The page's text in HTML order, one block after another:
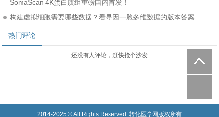
SomaScan 4K蛋白质组重磅国内首发！
构建虚拟细胞需要哪些数据？看寻因一胞多维数据的版本答案
热门评论
还没有人评论，赶快抢个沙发
2014-2025 © All Rights Reserved. 转化医学网版权所有